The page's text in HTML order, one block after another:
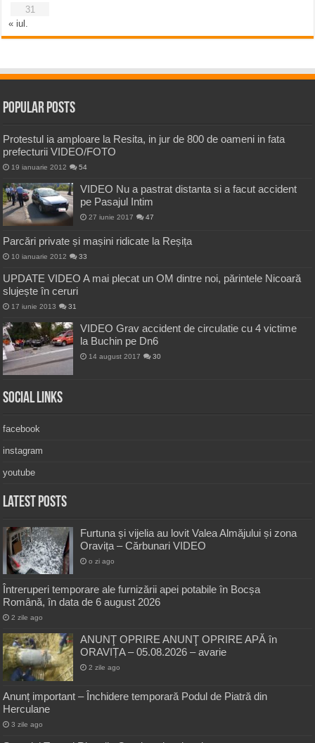
31
« iul.
Popular Posts
Protestul ia amploare la Resita, in jur de 800 de oameni in fata
prefecturii VIDEO/FOTO
19 ianuarie 2012 54
VIDEO Nu a pastrat distanta si a facut accident
pe Pasajul Intim
27 iunie 2017 47
Parcări private și mașini ridicate la Reșița
10 ianuarie 2012 33
UPDATE VIDEO A mai plecat un OM dintre noi, părintele Nicoară
slujește în ceruri
17 iunie 2013 31
VIDEO Grav accident de circulatie cu 4 victime
la Buchin pe Dn6
14 august 2017 30
Social Links
facebook
instagram
youtube
Latest Posts
Furtuna și vijelia au lovit Valea Almăjului și zona
Oravița – Cărbunari VIDEO
o zi ago
Întreruperi temporare ale furnizării apei potabile în Bocșa
Română, în data de 6 august 2026
2 zile ago
ANUNŢ OPRIRE ANUNŢ OPRIRE APĂ în
ORAVIȚA – 05.08.2026 – avarie
2 zile ago
Anunț important – Închidere temporară Podul de Piatră din
Herculane
3 zile ago